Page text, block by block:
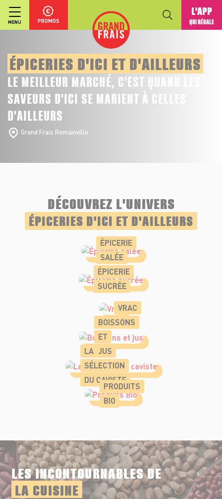
MENU PROMOS
L'APP
QUI RÉGALE
ÉPICERIES D'ICI ET D'AILLEURS
LE MEILLEUR MARCHÉ, C'EST QUAND LES
SAVEURS D'ICI SE MARIENT À CELLES
D'AILLEURS
Grand Frais Romainville
DÉCOUVREZ L'UNIVERS
ÉPICERIES D'ICI ET D'AILLEURS
ÉPICERIE
SALÉE
ÉPICERIE
SUCRÉE
VRAC
BOISSONS
ET
JUS
LA
SÉLECTION
DU CAVISTE
PRODUITS
BIO
LES INCONTOURNABLES DE
LA CUISINE